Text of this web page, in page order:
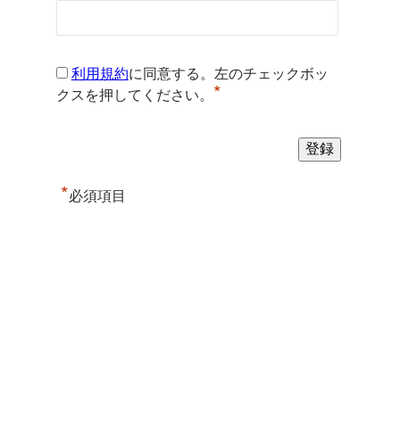
利用規約に同意する。左のチェックボッ
クスを押してください。 *
*必須項目